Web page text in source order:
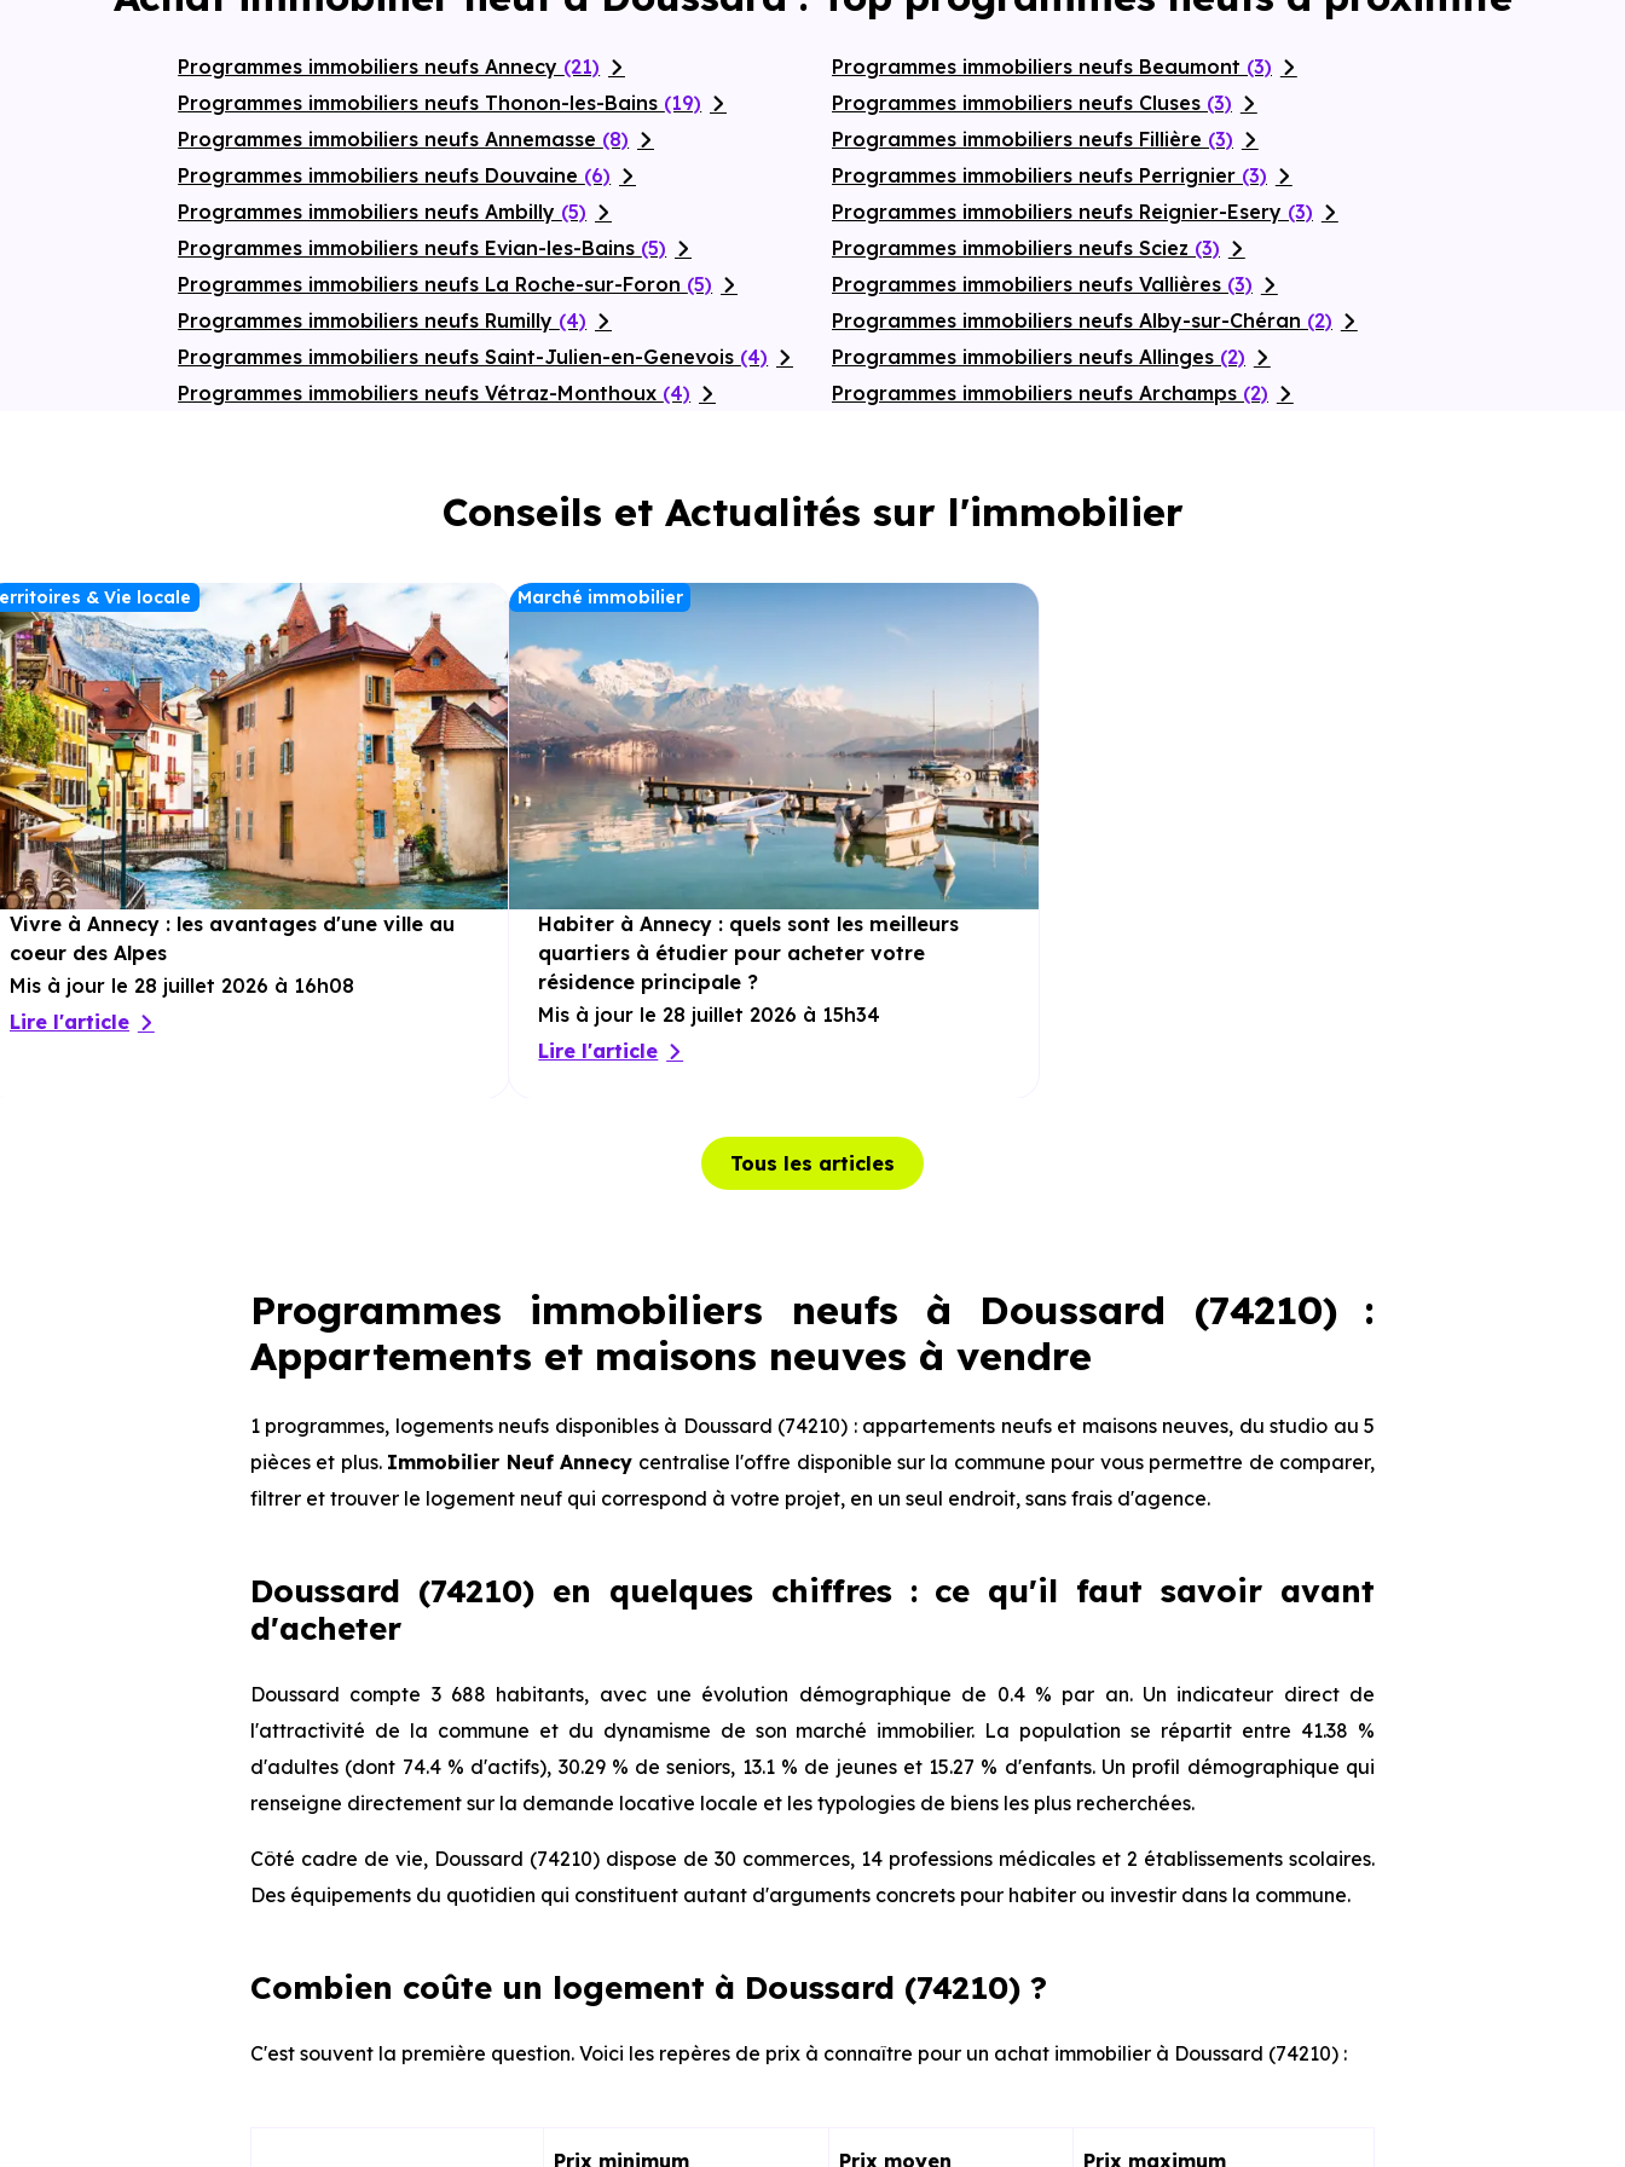
Programmes immobiliers neufs Annecy (21)
Programmes immobiliers neufs Thonon-les-Bains (19)
Programmes immobiliers neufs Annemasse (8)
Programmes immobiliers neufs Douvaine (6)
Programmes immobiliers neufs Ambilly (5)
Programmes immobiliers neufs Evian-les-Bains (5)
Programmes immobiliers neufs La Roche-sur-Foron (5)
Programmes immobiliers neufs Rumilly (4)
Programmes immobiliers neufs Saint-Julien-en-Genevois (4)
Programmes immobiliers neufs Vétraz-Monthoux (4)
Programmes immobiliers neufs Beaumont (3)
Programmes immobiliers neufs Cluses (3)
Programmes immobiliers neufs Fillière (3)
Programmes immobiliers neufs Perrignier (3)
Programmes immobiliers neufs Reignier-Esery (3)
Programmes immobiliers neufs Sciez (3)
Programmes immobiliers neufs Vallières (3)
Programmes immobiliers neufs Alby-sur-Chéran (2)
Programmes immobiliers neufs Allinges (2)
Programmes immobiliers neufs Archamps (2)
Conseils et Actualités sur l'immobilier
& Vie locale
Vivre à Annecy : les avantages d'une ville au
coeur des Alpes
Mis à jour le 28 juillet 2026 à 16h08
Lire l'article
Marché immobilier
Habiter à Annecy : quels sont les meilleurs
quartiers à étudier pour acheter votre
résidence principale ?
Mis à jour le 28 juillet 2026 à 15h34
Lire l'article
Tous les articles
Programmes immobiliers neufs à Doussard (74210) :
Appartements et maisons neuves à vendre
1 programmes, logements neufs disponibles à Doussard (74210) : appartements neufs et maisons neuves, du studio au 5
pièces et plus. Immobilier Neuf Annecy centralise l'offre disponible sur la commune pour vous permettre de comparer,
filtrer et trouver le logement neuf qui correspond à votre projet, en un seul endroit, sans frais d'agence.
Doussard (74210) en quelques chiffres : ce qu'il faut savoir avant
d'acheter
Doussard compte 3 688 habitants, avec une évolution démographique de 0.4 % par an. Un indicateur direct de
l'attractivité de la commune et du dynamisme de son marché immobilier. La population se répartit entre 41.38 %
d'adultes (dont 74.4 % d'actifs), 30.29 % de seniors, 13.1 % de jeunes et 15.27 % d'enfants. Un profil démographique qui
renseigne directement sur la demande locative locale et les typologies de biens les plus recherchées.
Côté cadre de vie, Doussard (74210) dispose de 30 commerces, 14 professions médicales et 2 établissements scolaires.
Des équipements du quotidien qui constituent autant d'arguments concrets pour habiter ou investir dans la commune.
Combien coûte un logement à Doussard (74210) ?
C'est souvent la première question. Voici les repères de prix à connaître pour un achat immobilier à Doussard (74210) :
Prix minimum Prix moyen Prix maximum